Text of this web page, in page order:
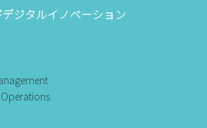
ジタルイノベーション